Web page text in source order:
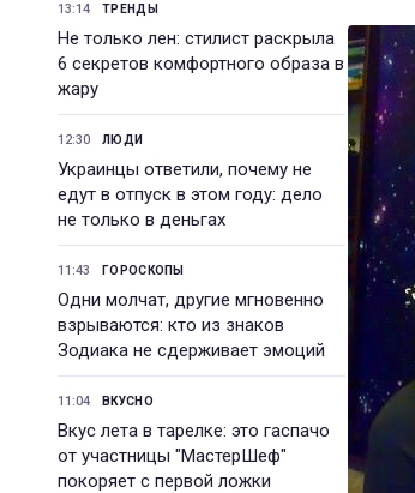
13:14 ТРЕНДЫ
Не только лен: стилист раскрыла
6 секретов комфортного образа в
жару
12:30 ЛЮДИ
Украинцы ответили, почему не
едут в отпуск в этом году: дело
не только в деньгах
11:43 ГОРОСКОПЫ
Одни молчат, другие мгновенно
взрываются: кто из знаков
Зодиака не сдерживает эмоций
11:04 ВКУСНО
Вкус лета в тарелке: это гаспачо
от участницы "МастерШеф"
покоряет с первой ложки